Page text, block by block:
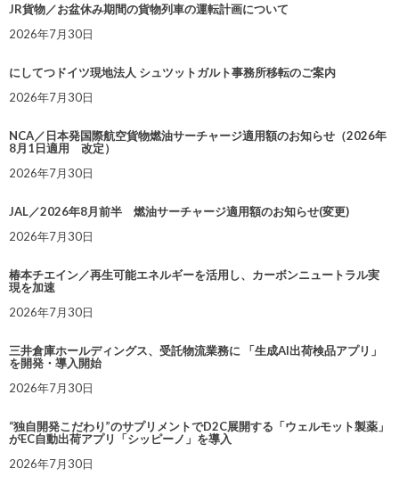
JR貨物／お盆休み期間の貨物列車の運転計画について
2026年7月30日
にしてつドイツ現地法人 シュツットガルト事務所移転のご案内
2026年7月30日
NCA／日本発国際航空貨物燃油サーチャージ適用額のお知らせ（2026年
8月1日適用 改定）
2026年7月30日
JAL／2026年8月前半 燃油サーチャージ適用額のお知らせ(変更)
2026年7月30日
椿本チエイン／再生可能エネルギーを活用し、カーボンニュートラル実
現を加速
2026年7月30日
三井倉庫ホールディングス、受託物流業務に 「生成AI出荷検品アプリ」
を開発・導入開始
2026年7月30日
“独自開発こだわり”のサプリメントでD2C展開する「ウェルモット製薬」
がEC自動出荷アプリ「シッピーノ」を導入
2026年7月30日